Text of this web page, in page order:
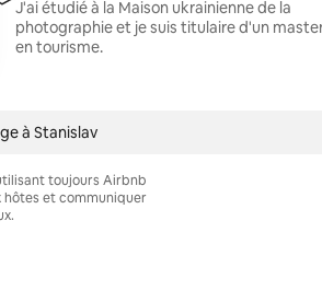
J'ai étudié à la Maison ukrainienne de la
photographie et je suis titulaire d'un
en tourisme.
à Stanislav
toujours Airbnb
hôtes et communiquer